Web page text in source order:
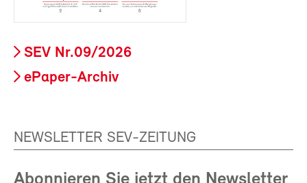
SEV Nr.09/2026
ePaper-Archiv
NEWSLETTER SEV-ZEITUNG